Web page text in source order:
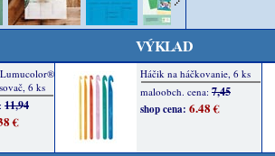
VÝKLAD